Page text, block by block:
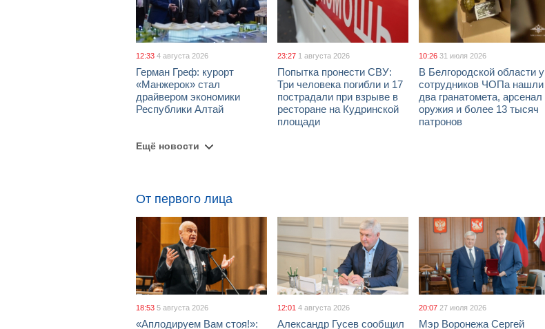
12:33 4 августа 2026
Герман Греф: курорт
«Манжерок» стал
драйвером экономики
Республики Алтай
23:27 1 августа 2026
Попытка пронести СВУ:
Три человека погибли и 17
пострадали при взрыве в
ресторане на Кудринской
площади
10:26 31 июля 2026
В Белгородской области у
сотрудников ЧОПа нашли
два гранатомета, арсенал
оружия и более 13 тысяч
патронов
Ещё новости
От первого лица
18:53 5 августа 2026
«Аплодируем Вам стоя!»:
12:01 4 августа 2026
Александр Гусев сообщил
20:07 27 июля 2026
Мэр Воронежа Сергей